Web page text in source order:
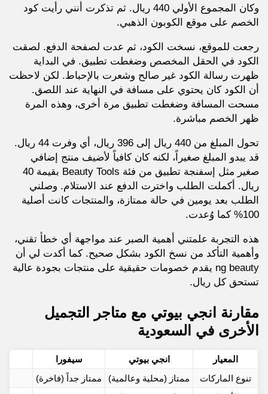
وكان المجموع الأولي 440 ريال. ثم تذكرت أنني رأيت كود
الخصم على موقع الكوبون الذهبي.
رجعت للموقع، نسخت الكود، ثم عدت لصفحة الدفع. لصقت
الكود في الحقل المخصص وضغطت تطبيق. في البداية
ظهرت رسالة الكود غير صالح وشعرت بالإحباط. لكن لاحظت
أن الكود كان يحتوي على مسافة في النهاية عند اللصق.
مسحت المسافة وضغطت تطبيق مرة أخرى، وهذه المرة
ظهر الخصم مباشرة.
تحول المبلغ من 440 ريال إلى 396 ريال، أي وفرت 44 ريال.
قد يبدو المبلغ صغيراً، لكنه كان كافياً لأضيف منتج إضافي
صغير مثل إسفنجة تطبيق من فئة Beauty Tools بقيمة 40
ريال. أكملت الطلب واخترت الدفع عند الاستلام. وصلني
الطلب بعد يومين في حالة ممتازة، والمنتجات كانت أصلية
100% كما وُعدت.
هذه التجربة علمتني أهمية الصبر عند مواجهة أي خطأ تقني،
وأهمية التأكد من نسخ الكود بشكل صحيح. كما أكدت لي أن
ng beauty يقدم خصومات حقيقية على منتجات بجودة عالية
تستحق كل ريال.
مقارنة انجي بيوتي مع متاجر التجميل
الأخرى في السعودية
المعيار انجي بيوتي
سيفورا
تنوع الماركات
ممتاز (محلية وعالمية) ممتاز جداً (فاخرة)